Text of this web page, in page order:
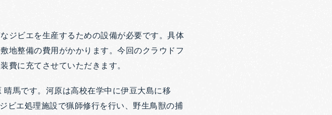
ジビエを生産するための設備が必要です。具体
地整備の費用がかかります。今回のクラウドフ
費に充てさせていただきます。
馬です。河原は高校在学中に伊豆大島に移
ビエ処理施設で猟師修行を行い、野生鳥獣の捕